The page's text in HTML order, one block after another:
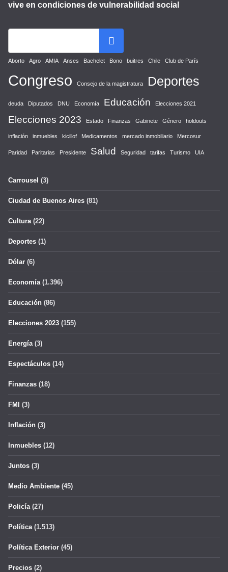
vive en condiciones de vulnerabilidad social
Aborto Agro AMIA Anses Bachelet Bono buitres Chile Club de París
Congreso Consejo de la magistratura Deportes
deuda Diputados DNU Economía Educación Elecciones 2021
Elecciones 2023 Estado Finanzas Gabinete Género holdouts
inflación inmuebles kicillof Medicamentos mercado inmobiliario Mercosur
Paridad Paritarias Presidente Salud Seguridad tarifas Turismo UIA
Carrousel (3)
Ciudad de Buenos Aires (81)
Cultura(22)
Deportes (1)
Dólar (6)
Economía(1.396)
Educación (86)
Elecciones 2023 (155)
Energía(3)
Espectáculos (14)
Finanzas (18)
FMI (3)
Inflación (3)
Inmuebles (12)
Juntos (3)
Medio Ambiente (45)
Policía(27)
Política(1.513)
Política Exterior (45)
Precios (2)